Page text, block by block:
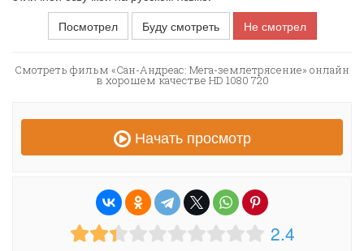
Посмотрел
Буду смотреть Не смотрел
Смотреть фильм «Сан-Андреас: Мега-землетрясение» онлайн
в хорошем качестве HD 1080 720
Начать просмотр
2.4